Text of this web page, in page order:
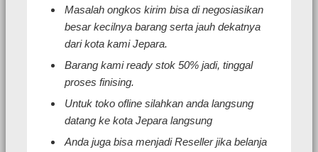
Masalah ongkos kirim bisa di negosiasikan
besar kecilnya barang serta jauh dekatnya
dari kota kami Jepara.
Barang kami ready stok 50% jadi, tinggal
proses finising.
Untuk toko ofline silahkan anda langsung
datang ke kota Jepara langsung
Anda juga bisa menjadi Reseller jika belanja